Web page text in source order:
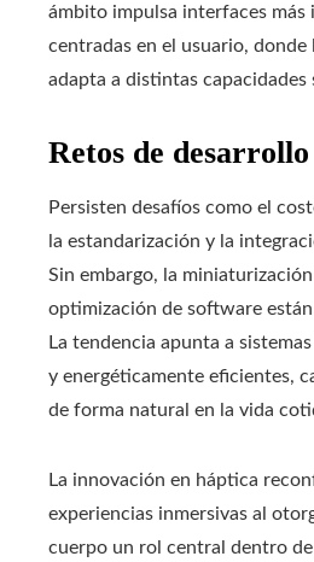
ámbito impulsa interfaces más
centradas en el usuario, donde
adapta a distintas capacidades
Retos de desarrollo
Persisten desafíos como el
la estandarización y la
Sin embargo, la
optimización de software
La tendencia apunta a
y energéticamente eficientes,
de forma natural en la vida
La innovación en háptica
experiencias inmersivas al
cuerpo un rol central dentro de